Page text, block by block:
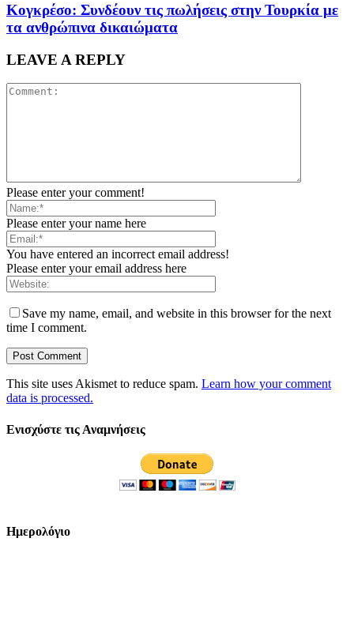
Κογκρέσο: Συνδέουν τις πωλήσεις στην Τουρκία με
τα ανθρώπινα δικαιώματα
LEAVE A REPLY
Please enter your comment!
Please enter your name here
You have entered an incorrect email address!
Please enter your email address here
Save my name, email, and website in this browser for the next
time I comment.
This site uses Akismet to reduce spam. Learn how your comment
data is processed.
Ενισχύστε τις Αναμνήσεις
Ημερολόγιο